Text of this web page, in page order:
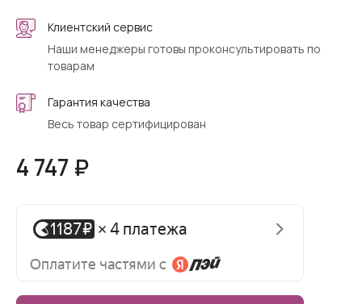
Клиентский сервис
Наши менеджеры готовы проконсультировать по
товарам
Гарантия качества
Весь товар сертифицирован
4 747 ₽